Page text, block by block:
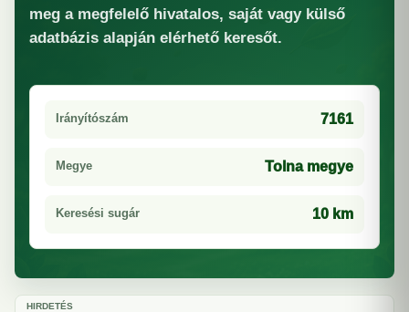
meg a megfelelő hivatalos, saját vagy külső
adatbázis alapján elérhető keresőt.
Irányítószám 7161
Megye Tolna megye
Keresési sugár 10 km
HIRDETÉS